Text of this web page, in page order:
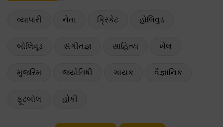
વ્યાપારી નેતા ક્રિકેટ હોલિવુડ
બોલિવૂડ સંગીતજ્ઞ સાહિત્ય ખેલ
મુજરિમ જ્યોતિષી ગાયક વૈજ્ઞાનિક
ફૂટબૉલ હોકી